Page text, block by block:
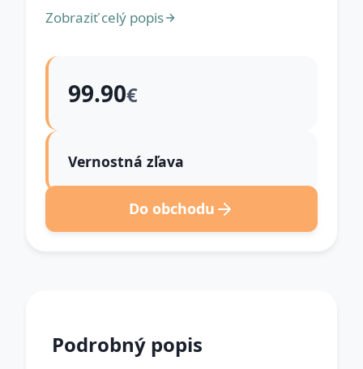
Zobraziť celý popis
99.90€
Vernostná zľava
Do obchodu
Podrobný popis